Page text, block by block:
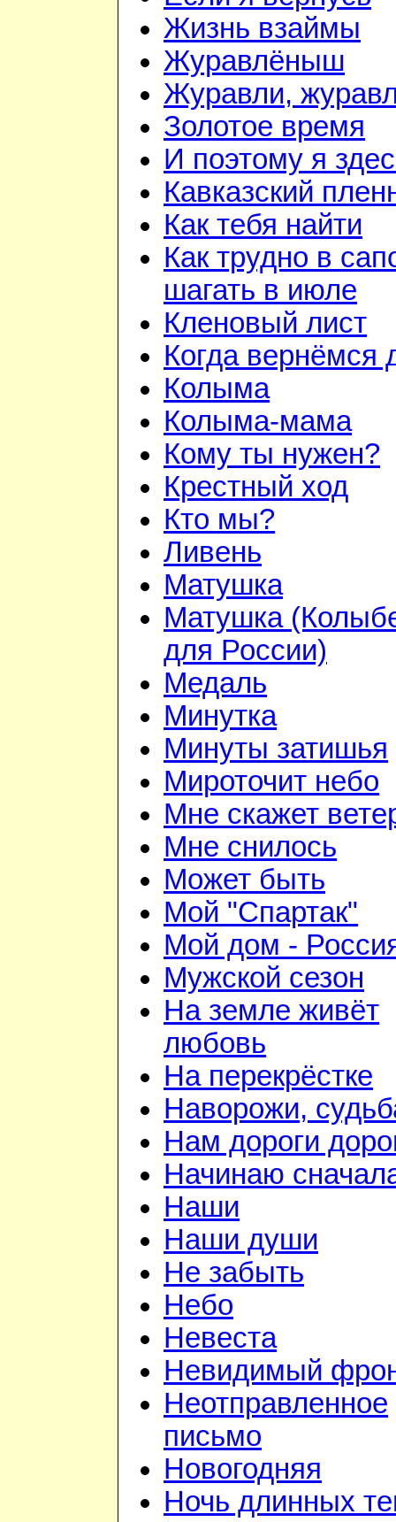
Жизнь взаймы
Журавлёныш
Журавли,
Золотое время
И поэтому я
Кавказский
Как тебя найти
Как трудно в
шагать в июле
Кленовый лист
Когда вернёмся
Колыма
Колыма-мама
Кому ты нужен?
Крестный ход
Кто мы?
Ливень
Матушка
Матушка
для России)
Медаль
Минутка
Минуты затишья
Мироточит небо
Мне скажет
Мне снилось
Может быть
Мой "Спартак"
Мой дом -
Мужской сезон
На земле живёт
любовь
На перекрёстке
Наворожи,
Нам дороги
Начинаю
Наши
Наши души
Не забыть
Небо
Невеста
Невидимый
Неотправленное
письмо
Новогодняя
Ночь длинных